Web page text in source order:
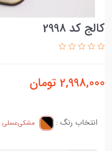
کالج کد 2998
2,998,000 تومان
انتخاب رنگ : مشکی‌عسلی